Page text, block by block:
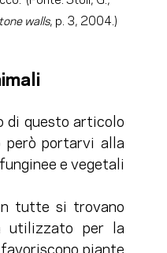
walls, p. 3, 2004.)
di questo articolo
però portarvi alla
e vegetali
tutte si trovano
utilizzato per la